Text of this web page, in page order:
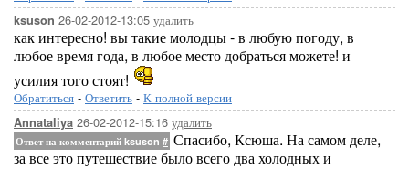
ksuson 26-02-2012-13:05 удалить
как интересно! вы такие молодцы - в любую погоду, в
любое время года, в любое место добраться можете! и
усилия того стоят!
Обратиться - Ответить - К полной версии
Annataliya 26-02-2012-15:16 удалить
Ответ на комментарий ksuson # Спасибо, Ксюша. На самом деле,
за все это путешествие было всего два холодных и